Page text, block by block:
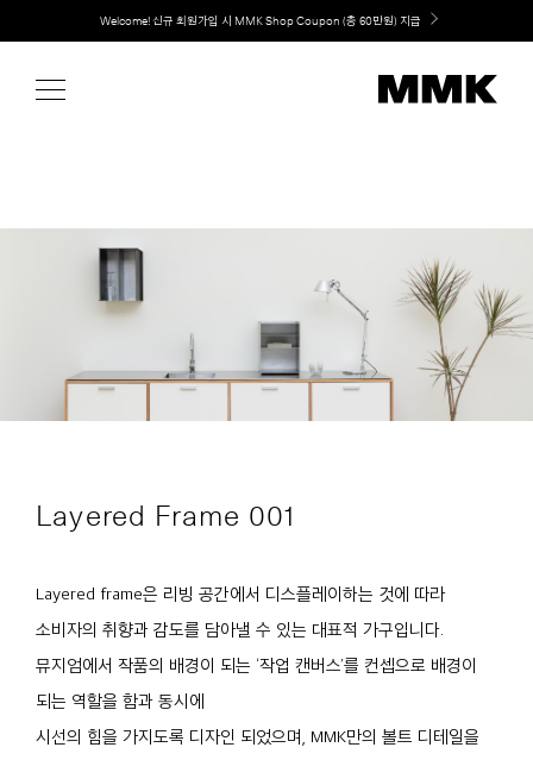
content
Welcome! 신규 회원가입 시 MMK Shop Coupon (총 60만원) 지급
Layered Frame 001
Layered frame은 리빙 공간에서 디스플레이하는 것에 따라
소비자의 취향과 감도를 담아낼 수 있는 대표적 가구입니다.
뮤지엄에서 작품의 배경이 되는 ‘작업 캔버스’를 컨셉으로 배경이
되는 역할을 함과 동시에
시선의 힘을 가지도록 디자인 되었으며, MMK만의 볼트 디테일을